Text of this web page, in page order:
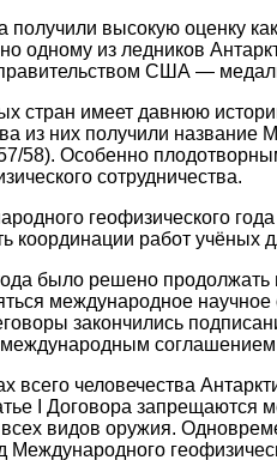
высокую оценку
одному из ледников
США —
стран имеет давнюю
из них получили
58). Особенно
сотрудничества.
геофизического
координации работ
было решено
международное
закончились
человечества
I Договора запрещаются
видов оружия.